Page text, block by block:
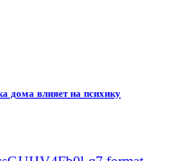
дома влияет на психику